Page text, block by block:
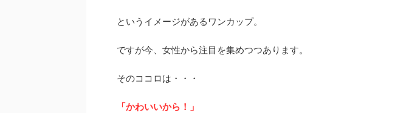
というイメージがあるワンカップ。
ですが今、女性から注目を集めつつあります。
そのココロは・・・
「かわいいから！」